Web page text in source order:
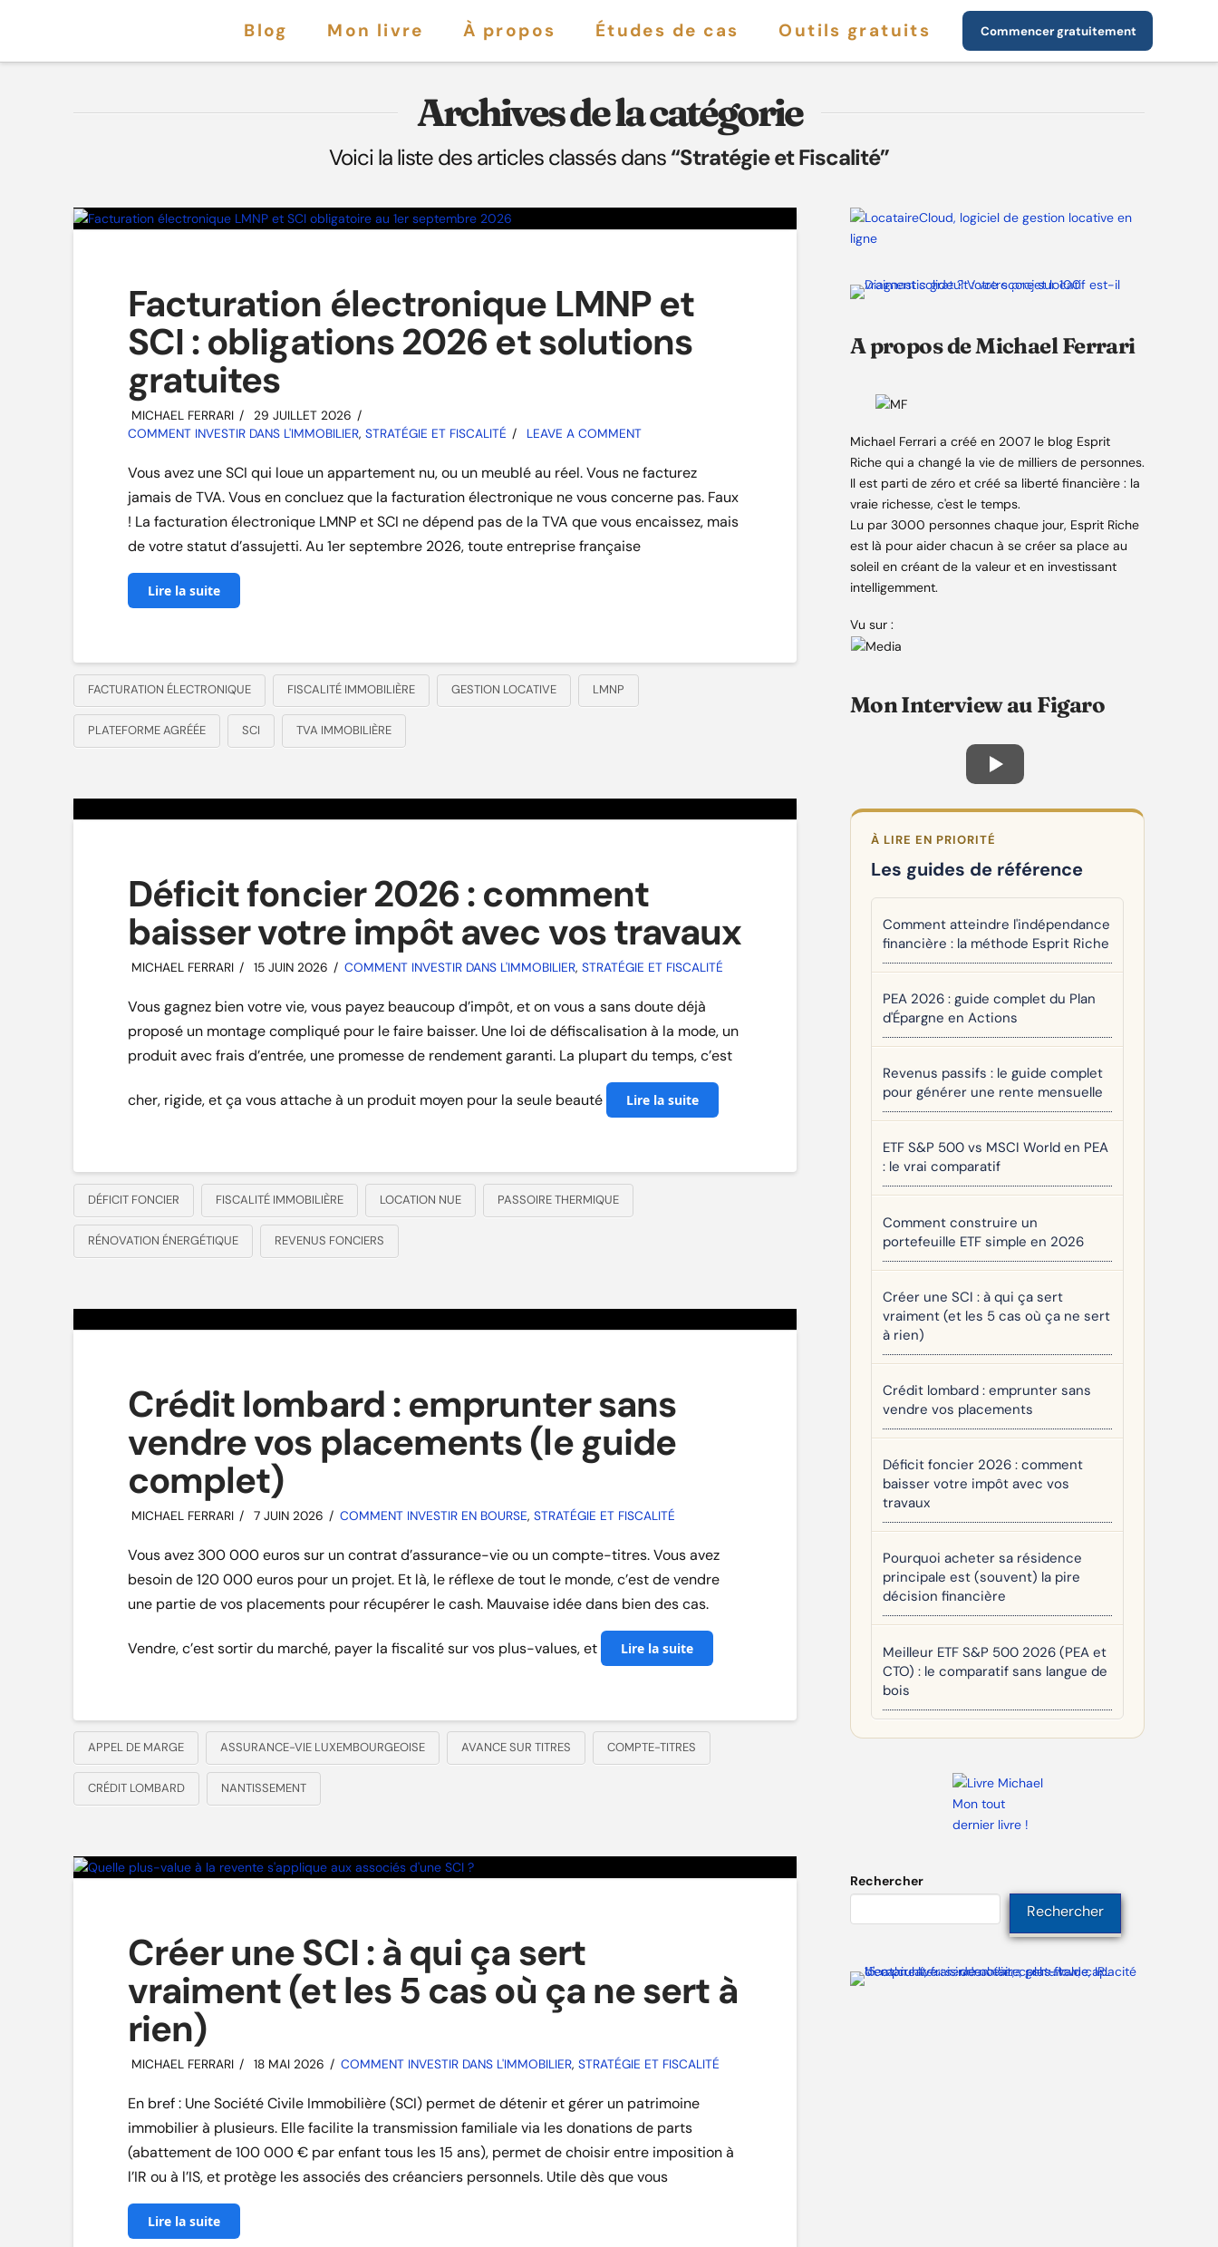
Blog Mon livre À propos Études de cas Outils gratuits Commencer gratuitement
Archives de la catégorie
Voici la liste des articles classés dans“Stratégie et Fiscalité”
Facturation électronique LMNP et
SCI : obligations 2026 et solutions
gratuites
MICHAEL FERRARI
29 JUILLET 2026
COMMENT INVESTIR DANS L'IMMOBILIER, STRATÉGIE ET FISCALITÉ LEAVE A COMMENT
Vous avez une SCI qui loue un appartement nu, ou un meublé au réel. Vous ne facturez
jamais de TVA. Vous en concluez que la facturation électronique ne vous concerne pas. Faux
! La facturation électronique LMNP et SCI ne dépend pas de la TVA que vous encaissez, mais
de votre statut d’assujetti. Au 1er septembre 2026, toute entreprise française
Lire la suite
FACTURATION ÉLECTRONIQUE FISCALITÉ IMMOBILIÈRE GESTION LOCATIVE LMNP
PLATEFORME AGRÉÉE SCI TVA IMMOBILIÈRE
Déficit foncier 2026 : comment
baisser votre impôt avec vos travaux
MICHAEL FERRARI 15 JUIN 2026 COMMENT INVESTIR DANS L'IMMOBILIER, STRATÉGIE ET FISCALITÉ
Vous gagnez bien votre vie, vous payez beaucoup d’impôt, et on vous a sans doute déjà
proposé un montage compliqué pour le faire baisser. Une loi de défiscalisation à la mode, un
produit avec frais d’entrée, une promesse de rendement garanti. La plupart du temps, c’est
cher, rigide, et ça vous attache à un produit moyen pour la seule beauté Lire la suite
DÉFICIT FONCIER FISCALITÉ IMMOBILIÈRE LOCATION NUE PASSOIRE THERMIQUE
RÉNOVATION ÉNERGÉTIQUE REVENUS FONCIERS
Crédit lombard : emprunter sans
vendre vos placements (le guide
complet)
MICHAEL FERRARI 7 JUIN 2026 COMMENT INVESTIR EN BOURSE, STRATÉGIE ET FISCALITÉ
Vous avez 300 000 euros sur un contrat d’assurance-vie ou un compte-titres. Vous avez
besoin de 120 000 euros pour un projet. Et là, le réflexe de tout le monde, c’est de vendre
une partie de vos placements pour récupérer le cash. Mauvaise idée dans bien des cas.
Vendre, c’est sortir du marché, payer la fiscalité sur vos plus-values, et Lire la suite
APPEL DE MARGE ASSURANCE-VIE LUXEMBOURGEOISE AVANCE SUR TITRES COMPTE-TITRES
CRÉDIT LOMBARD NANTISSEMENT
Créer une SCI : à qui ça sert
vraiment (et les 5 cas où ça ne sert à
rien)
MICHAEL FERRARI 18 MAI 2026 COMMENT INVESTIR DANS L'IMMOBILIER, STRATÉGIE ET FISCALITÉ
En bref : Une Société Civile Immobilière (SCI) permet de détenir et gérer un patrimoine
immobilier à plusieurs. Elle facilite la transmission familiale via les donations de parts
(abattement de 100 000 € par enfant tous les 15 ans), permet de choisir entre imposition à
l’IR ou à l’IS, et protège les associés des créanciers personnels. Utile dès que vous
Lire la suite
A propos de Michael Ferrari
Michael Ferrari a créé en 2007 le blog Esprit
Riche qui a changé la vie de milliers de personnes.
Il est parti de zéro et créé sa liberté financière : la
vraie richesse, c'est le temps.
Lu par 3000 personnes chaque jour, Esprit Riche
est là pour aider chacun à se créer sa place au
soleil en créant de la valeur et en investissant
intelligemment.
Vu sur :
Mon Interview au Figaro
À LIRE EN PRIORITÉ
Les guides de référence
Comment atteindre l'indépendance
financière : la méthode Esprit Riche
PEA 2026 : guide complet du Plan
d'Épargne en Actions
Revenus passifs : le guide complet
pour générer une rente mensuelle
ETF S&P 500 vs MSCI World en PEA
: le vrai comparatif
Comment construire un
portefeuille ETF simple en 2026
Créer une SCI : à qui ça sert
vraiment (et les 5 cas où ça ne sert
à rien)
Crédit lombard : emprunter sans
vendre vos placements
Déficit foncier 2026 : comment
baisser votre impôt avec vos
travaux
Pourquoi acheter sa résidence
principale est (souvent) la pire
décision financière
Meilleur ETF S&P 500 2026 (PEA et
CTO) : le comparatif sans langue de
bois
Mon tout
dernier livre !
Rechercher
Rechercher